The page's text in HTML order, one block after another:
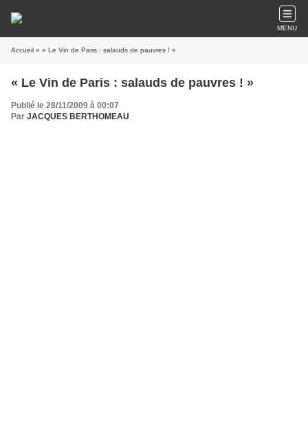
MENU
Accueil » « Le Vin de Paris : salauds de pauvres ! »
« Le Vin de Paris : salauds de pauvres ! »
Publié le 28/11/2009 à 00:07
Par JACQUES BERTHOMEAU